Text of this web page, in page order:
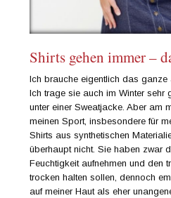
Shirts gehen immer –
Ich brauche eigentlich das ganze
Ich trage sie auch im Winter sehr
unter einer Sweatjacke. Aber am
meinen Sport, insbesondere für
Shirts aus synthetischen
überhaupt nicht. Sie haben zwar
Feuchtigkeit aufnehmen und den
trocken halten sollen, dennoch
auf meiner Haut als eher